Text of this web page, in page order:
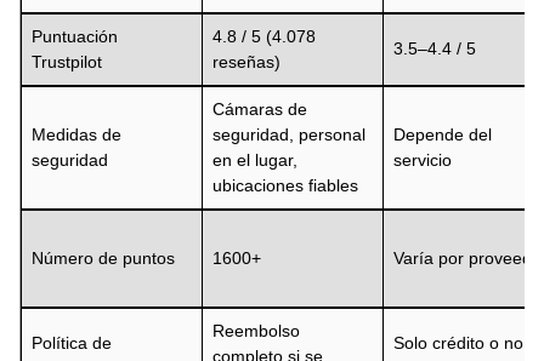
Puntuación
Trustpilot
4.8 / 5 (4.078
reseñas)
3.5–4.4 / 5
Medidas de
seguridad
Cámaras de
seguridad, personal
en el lugar,
ubicaciones fiables
Depende del
servicio
Número de puntos 1600+ Varía por
Política de
Reembolso
completo si se
Solo crédito o no